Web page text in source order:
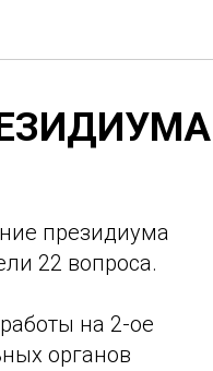
президиума
22 вопроса.
на 2-ое
органов